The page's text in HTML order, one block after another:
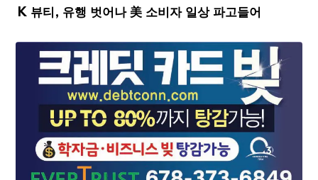
K 뷰티, 유행 벗어나 美 소비자 일상 파고들어